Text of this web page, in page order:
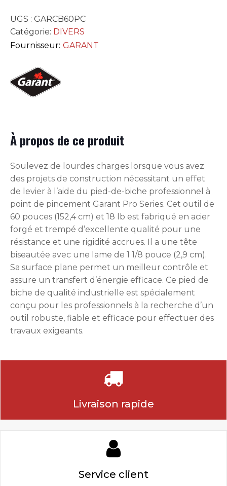
UGS : GARCB60PC
Catégorie: DIVERS
Fournisseur: GARANT
À propos de ce produit
Soulevez de lourdes charges lorsque vous avez
des projets de construction nécessitant un effet
de levier à l’aide du pied-de-biche professionnel à
point de pincement Garant Pro Series. Cet outil de
60 pouces (152,4 cm) et 18 lb est fabriqué en acier
forgé et trempé d’excellente qualité pour une
résistance et une rigidité accrues. Il a une tête
biseautée avec une lame de 1 1/8 pouce (2,9 cm).
Sa surface plane permet un meilleur contrôle et
assure un transfert d’énergie efficace. Ce pied de
biche de qualité industrielle est spécialement
conçu pour les professionnels à la recherche d’un
outil robuste, fiable et efficace pour effectuer des
travaux exigeants.
Livraison rapide
Service client